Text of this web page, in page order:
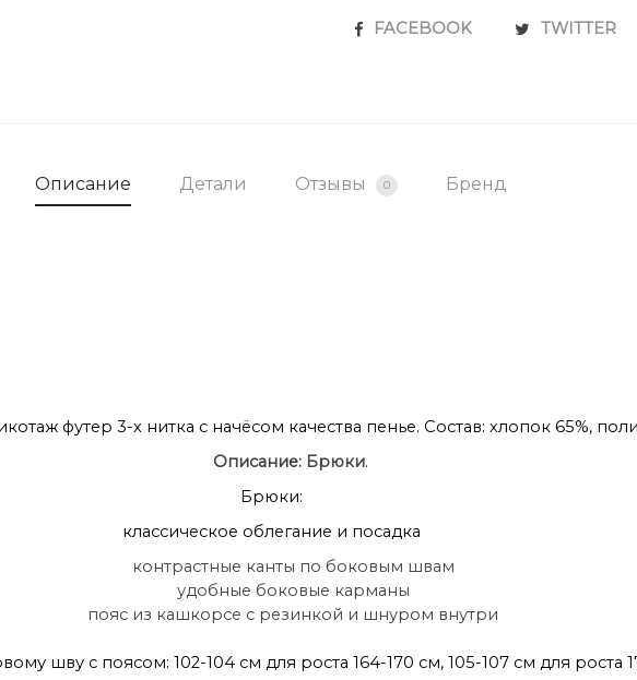
SHARE
FACEBOOK TWITTER
Описание Детали Отзывы 0 Бренд
футер 3-х нитка с начёсом качества пенье. Состав: хлопок 65%,
Описание: Брюки.
Брюки:
классическое облегание и посадка
контрастные канты по боковым швам
удобные боковые карманы
пояс из кашкорсе с резинкой и шнуром внутри
шву с поясом: 102-104 см для роста 164-170 см, 105-107 см для роста